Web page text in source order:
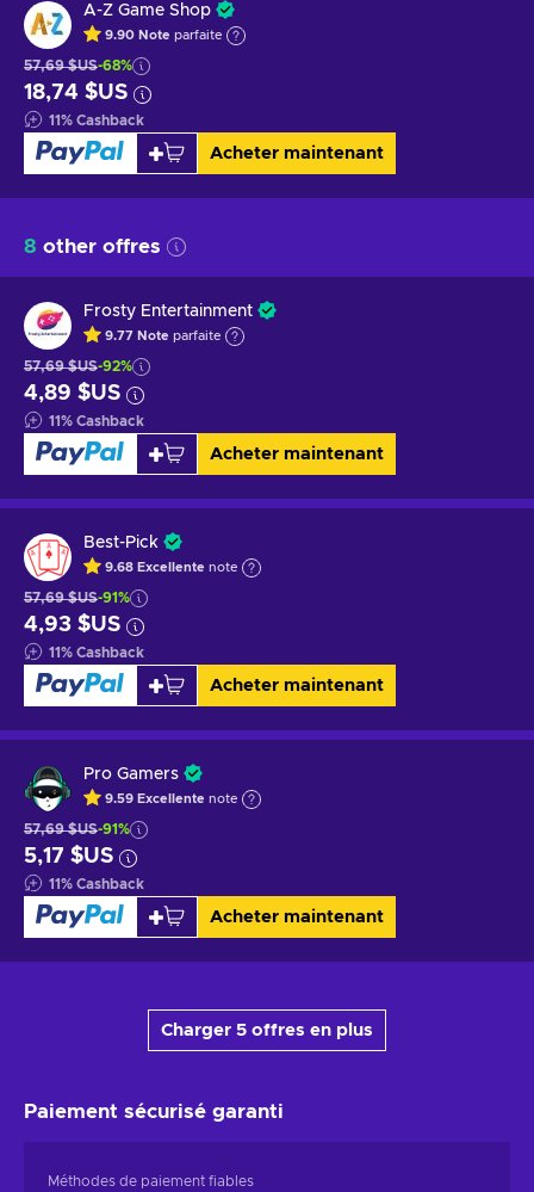
A-Z Game Shop
9.90 Note parfaite
57,69 $US-68%
18,74 $US
11% Cashback
Acheter maintenant
8 other offres
Frosty Entertainment
9.77 Note parfaite
57,69 $US-92%
4,89 $US
11% Cashback
Acheter maintenant
Best-Pick
9.68 Excellente note
57,69 $US-91%
4,93 $US
11% Cashback
Acheter maintenant
Pro Gamers
9.59 Excellente note
57,69 $US-91%
5,17 $US
11% Cashback
Acheter maintenant
Charger 5 offres en plus
Paiement sécurisé garanti
Méthodes de paiement fiables